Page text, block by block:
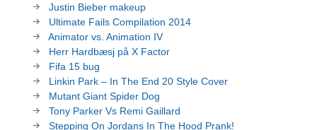
Justin Bieber makeup
Ultimate Fails Compilation 2014
Animator vs. Animation IV
Herr Hardbæsj på X Factor
Fifa 15 bug
Linkin Park – In The End 20 Style Cover
Mutant Giant Spider Dog
Tony Parker Vs Remi Gaillard
Stepping On Jordans In The Hood Prank!